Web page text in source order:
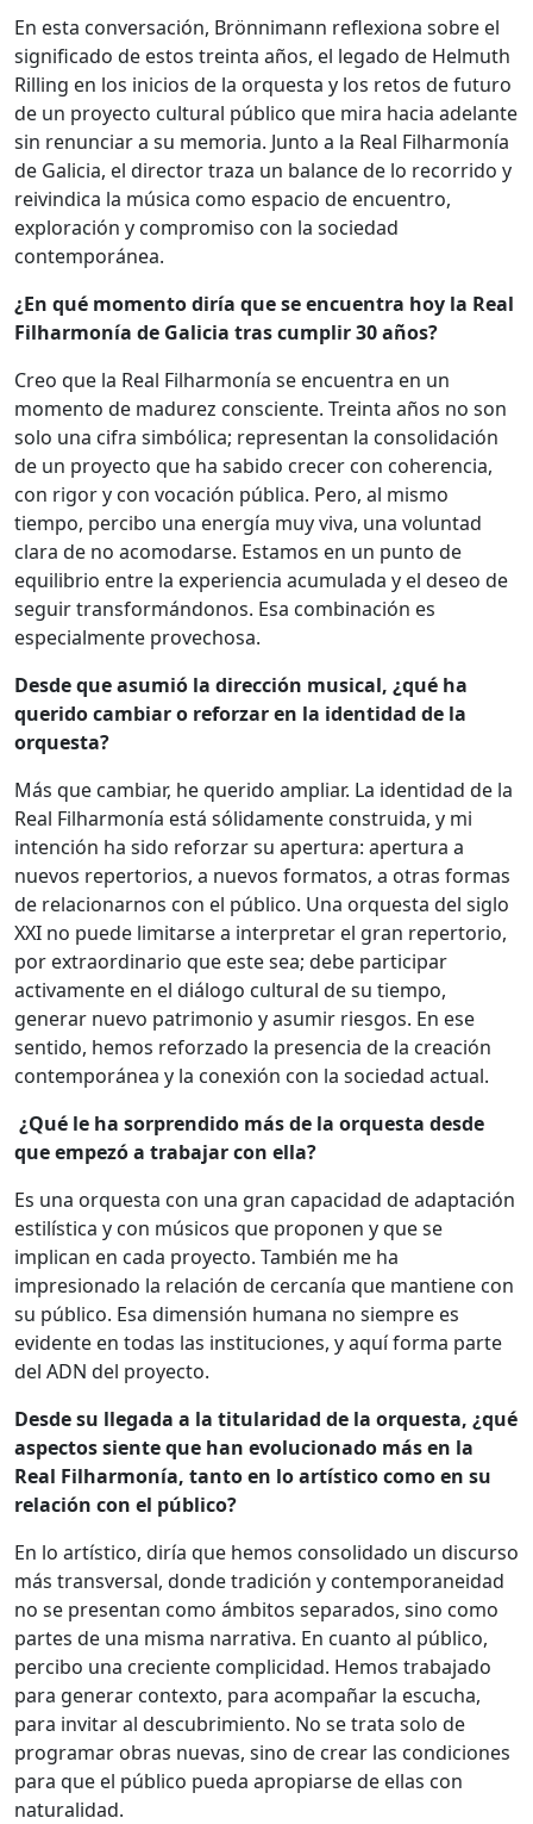
En esta conversación, Brönnimann reflexiona sobre el
significado de estos treinta años, el legado de Helmuth
Rilling en los inicios de la orquesta y los retos de futuro
de un proyecto cultural público que mira hacia adelante
sin renunciar a su memoria. Junto a la Real Filharmonía
de Galicia, el director traza un balance de lo recorrido y
reivindica la música como espacio de encuentro,
exploración y compromiso con la sociedad
contemporánea.
¿En qué momento diría que se encuentra hoy la Real
Filharmonía de Galicia tras cumplir 30 años?
Creo que la Real Filharmonía se encuentra en un
momento de madurez consciente. Treinta años no son
solo una cifra simbólica; representan la consolidación
de un proyecto que ha sabido crecer con coherencia,
con rigor y con vocación pública. Pero, al mismo
tiempo, percibo una energía muy viva, una voluntad
clara de no acomodarse. Estamos en un punto de
equilibrio entre la experiencia acumulada y el deseo de
seguir transformándonos. Esa combinación es
especialmente provechosa.
Desde que asumió la dirección musical, ¿qué ha
querido cambiar o reforzar en la identidad de la
orquesta?
Más que cambiar, he querido ampliar. La identidad de la
Real Filharmonía está sólidamente construida, y mi
intención ha sido reforzar su apertura: apertura a
nuevos repertorios, a nuevos formatos, a otras formas
de relacionarnos con el público. Una orquesta del siglo
XXI no puede limitarse a interpretar el gran repertorio,
por extraordinario que este sea; debe participar
activamente en el diálogo cultural de su tiempo,
generar nuevo patrimonio y asumir riesgos. En ese
sentido, hemos reforzado la presencia de la creación
contemporánea y la conexión con la sociedad actual.
¿Qué le ha sorprendido más de la orquesta desde
que empezó a trabajar con ella?
Es una orquesta con una gran capacidad de adaptación
estilística y con músicos que proponen y que se
implican en cada proyecto. También me ha
impresionado la relación de cercanía que mantiene con
su público. Esa dimensión humana no siempre es
evidente en todas las instituciones, y aquí forma parte
del ADN del proyecto.
Desde su llegada a la titularidad de la orquesta, ¿qué
aspectos siente que han evolucionado más en la
Real Filharmonía, tanto en lo artístico como en su
relación con el público?
En lo artístico, diría que hemos consolidado un discurso
más transversal, donde tradición y contemporaneidad
no se presentan como ámbitos separados, sino como
partes de una misma narrativa. En cuanto al público,
percibo una creciente complicidad. Hemos trabajado
para generar contexto, para acompañar la escucha,
para invitar al descubrimiento. No se trata solo de
programar obras nuevas, sino de crear las condiciones
para que el público pueda apropiarse de ellas con
naturalidad.